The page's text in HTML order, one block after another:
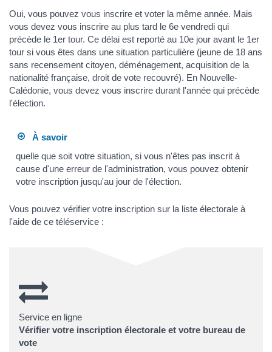
Oui, vous pouvez vous inscrire et voter la même année. Mais
vous devez vous inscrire au plus tard le 6e vendredi qui
précède le 1er tour. Ce délai est reporté au 10e jour avant le 1er
tour si vous êtes dans une situation particulière (jeune de 18 ans
sans recensement citoyen, déménagement, acquisition de la
nationalité française, droit de vote recouvré). En Nouvelle-
Calédonie, vous devez vous inscrire durant l'année qui précède
l'élection.
À savoir
quelle que soit votre situation, si vous n'êtes pas inscrit à
cause d'une erreur de l'administration, vous pouvez obtenir
votre inscription jusqu'au jour de l'élection.
Vous pouvez vérifier votre inscription sur la liste électorale à
l'aide de ce téléservice :
Service en ligne
Vérifier votre inscription électorale et votre bureau de
vote